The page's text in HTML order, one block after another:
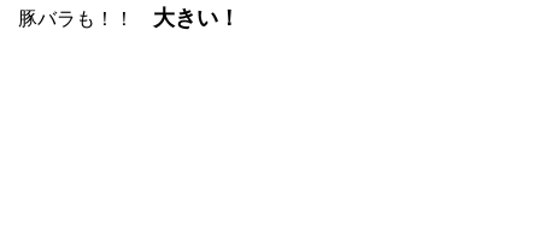
豚バラ も！！ 大きい！